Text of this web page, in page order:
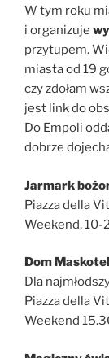
W tym roku
i organizuje
przytupem.
miasta od 19
czy zdołam
jest link do
Do Empoli
dobrze
Jarmark
Piazza della
Weekend, 10-
Dom
Dla
Piazza della
Weekend